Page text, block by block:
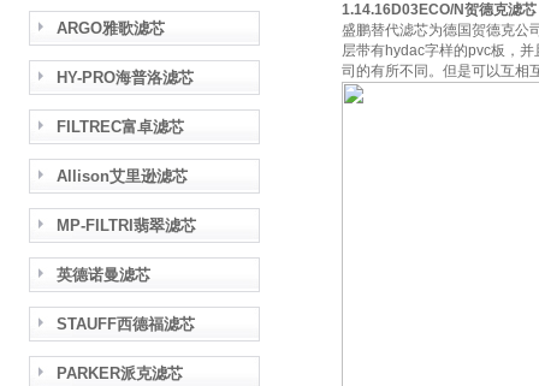
ARGO雅歌滤芯
HY-PRO海普洛滤芯
FILTREC富卓滤芯
Allison艾里逊滤芯
MP-FILTRI翡翠滤芯
英德诺曼滤芯
STAUFF西德福滤芯
PARKER派克滤芯
1.14.16D03ECO/N贺德克滤芯
盛鹏替代滤芯为德国贺德克公
层带有hydac字样的pvc板，
司的有所不同。但是可以互相